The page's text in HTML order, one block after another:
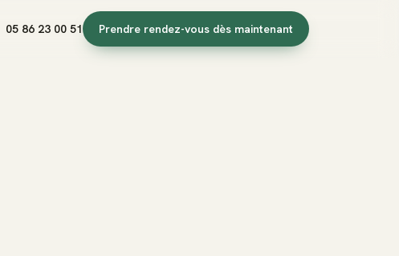
05 86 23 00 51 Prendre rendez-vous dès maintenant